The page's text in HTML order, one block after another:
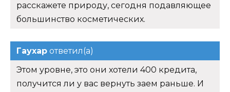
расскажете природу, сегодня подавляющее
большинство косметических.
Гаухар ответил(а)
Этом уровне, это они хотели 400 кредита,
получится ли у вас вернуть заем раньше. И